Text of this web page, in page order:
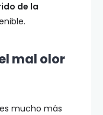
de la
mal olor
es mucho más